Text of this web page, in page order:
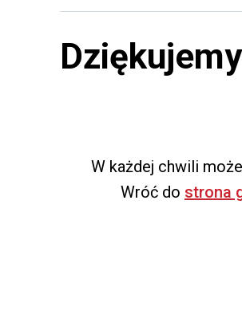
Dziękujemy
W każdej chwili
Wróć do strona